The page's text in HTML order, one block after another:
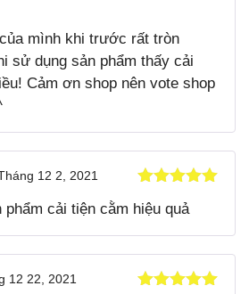
sao
mình khi trước rất tròn
sử dụng sản phẩm thấy cải
Cảm ơn shop nên vote shop
hạng55
12 2, 2021
phẩm cải tiện cằm hiệu quả
12 22, 2021